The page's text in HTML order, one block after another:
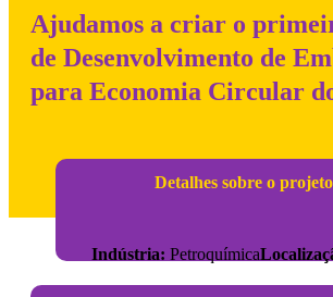
Ajudamos a criar o
de Desenvolvimento de
para Economia Circular
Detalhes sobre o projeto
Indústria: Petroquímica